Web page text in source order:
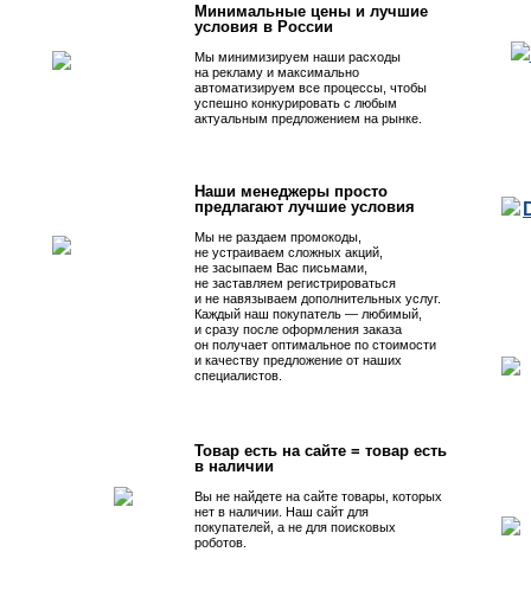
Минимальные цены и лучшие
условия в России
Мы минимизируем наши расходы
на рекламу и максимально
автоматизируем все процессы, чтобы
успешно конкурировать с любым
актуальным предложением на рынке.
Наши менеджеры просто
предлагают лучшие условия
Мы не раздаем промокоды,
не устраиваем сложных акций,
не засыпаем Вас письмами,
не заставляем регистрироваться
и не навязываем дополнительных услуг.
Каждый наш покупатель — любимый,
и сразу после оформления заказа
он получает оптимальное по стоимости
и качеству предложение от наших
специалистов.
Товар есть на сайте = товар есть
в наличии
Вы не найдете на сайте товары, которых
нет в наличии. Наш сайт для
покупателей, а не для поисковых
роботов.